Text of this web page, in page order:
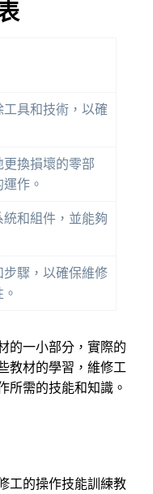
具和技術，以確
換損壞的零部
作。
和組件，並能夠
驟，以確保維修
的一小部分，實際的
教材的學習，維修工
所需的技能和知識。
工的操作技能訓練教